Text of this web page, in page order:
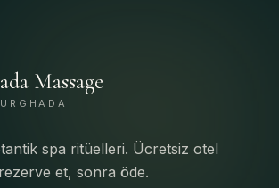
Massage
spa ritüelleri. Ücretsiz otel
et, sonra öde.